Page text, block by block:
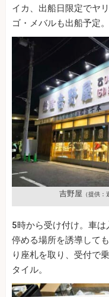
イカ、出船日限定でヤ
ゴ・メバルも出船予定
吉野屋 （提供
5時から受け付け。車
停める場所を誘導して
り座札を取り、受付で
タイル。